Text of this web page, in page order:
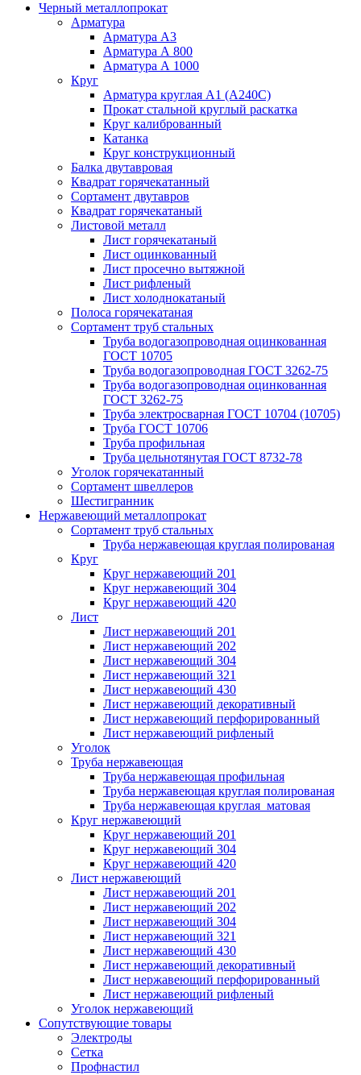
Черный металлопрокат
Арматура
Арматура А3
Арматура А 800
Арматура А 1000
Круг
Арматура круглая А1 (А240C)
Прокат стальной круглый раскатка
Круг калиброванный
Катанка
Круг конструкционный
Балка двутавровая
Квадрат горячекатанный
Сортамент двутавров
Квадрат горячекатаный
Листовой металл
Лист горячекатаный
Лист оцинкованный
Лист просечно вытяжной
Лист рифленый
Лист холоднокатаный
Полоса горячекатаная
Сортамент труб стальных
Труба водогазопроводная оцинкованная
ГОСТ 10705
Труба водогазопроводная ГОСТ 3262-75
Труба водогазопроводная оцинкованная
ГОСТ 3262-75
Труба электросварная ГОСТ 10704 (10705)
Труба ГОСТ 10706
Труба профильная
Труба цельнотянутая ГОСТ 8732-78
Уголок горячекатанный
Сортамент швеллеров
Шестигранник
Нержавеющий металлопрокат
Сортамент труб стальных
Труба нержавеющая круглая полированая
Круг
Круг нержавеющий 201
Круг нержавеющий 304
Круг нержавеющий 420
Лист
Лист нержавеющий 201
Лист нержавеющий 202
Лист нержавеющий 304
Лист нержавеющий 321
Лист нержавеющий 430
Лист нержавеющий декоративный
Лист нержавеющий перфорированный
Лист нержавеющий рифленый
Уголок
Труба нержавеющая
Труба нержавеющая профильная
Труба нержавеющая круглая полированая
Труба нержавеющая круглая матовая
Круг нержавеющий
Круг нержавеющий 201
Круг нержавеющий 304
Круг нержавеющий 420
Лист нержавеющий
Лист нержавеющий 201
Лист нержавеющий 202
Лист нержавеющий 304
Лист нержавеющий 321
Лист нержавеющий 430
Лист нержавеющий декоративный
Лист нержавеющий перфорированный
Лист нержавеющий рифленый
Уголок нержавеющий
Cопутствующие товары
Электроды
Сетка
Профнастил